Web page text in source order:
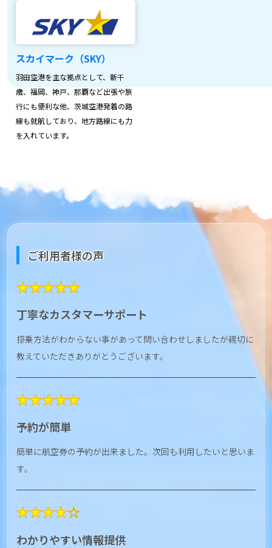
スカイマーク（SKY）
羽田空港を主な拠点として、新千
歳、福岡、神戸、那覇など出張や旅
行にも便利な他、茨城空港発着の路
線も就航しており、地方路線にも力
を入れています。
ご利用者様の声
★★★★★
丁寧なカスタマーサポート
搭乗方法がわからない事があって問い合わせしましたが親切に
教えていただきありがとうございます。
★★★★★
予約が簡単
簡単に航空券の予約が出来ました。次回も利用したいと思いま
す。
★★★★☆
わかりやすい情報提供